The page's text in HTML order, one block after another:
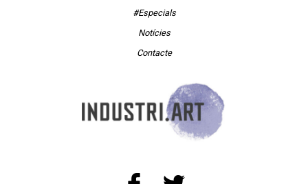
#Especials
Notícies
Contacte